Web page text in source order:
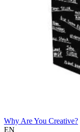
Why Are You Creative?
EN